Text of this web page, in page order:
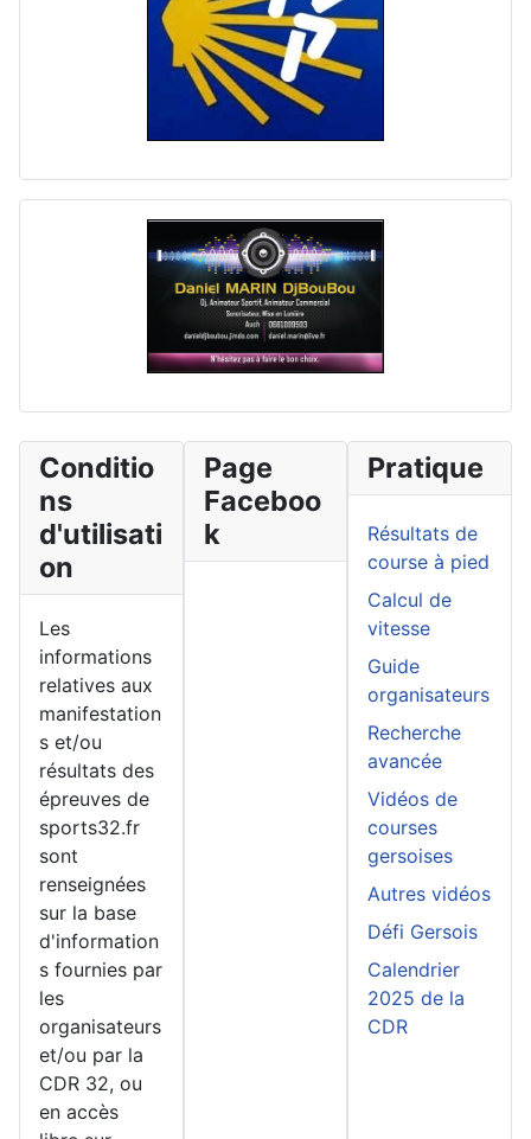
Conditio
ns
d'utilisati
on
Les
informations
relatives aux
manifestation
s et/ou
résultats des
épreuves de
sports32.fr
sont
renseignées
sur la base
d'information
s fournies par
les
organisateurs
et/ou par la
CDR 32, ou
en accès
Page
Faceboo
k
Pratique
Résultats de
course à pied
Calcul de
vitesse
Guide
organisateurs
Recherche
avancée
Vidéos de
courses
gersoises
Autres vidéos
Défi Gersois
Calendrier
2025 de la
CDR